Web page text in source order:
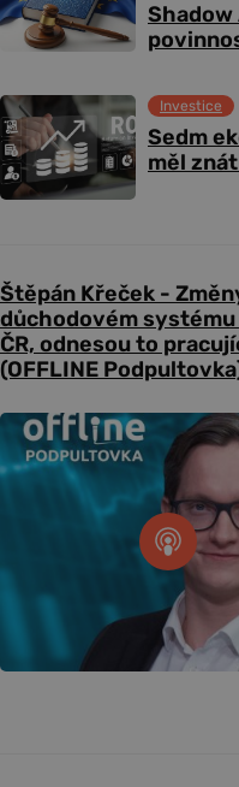
Sedm
měl
Investice
Štěpán Křeček -
důchodovém
ČR, odnesou to
(OFFLINE